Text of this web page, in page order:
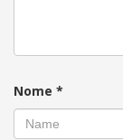
Nome *